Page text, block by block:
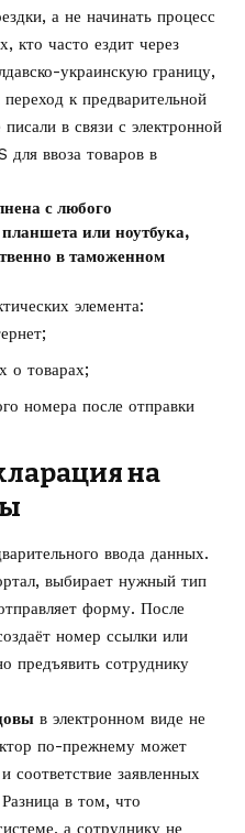
а не начинать процесс
кто часто ездит через
украинскую границу,
к предварительной
в связи с электронной
для ввоза товаров в
с любого
или ноутбука,
в таможенном
элемента:
о товарах;
номера после отправки
на
ввода данных.
выбирает нужный тип
форму. После
номер ссылки или
предъявить сотруднику
в электронном виде не
по-прежнему может
соответствие заявленных
в том, что
а сотруднику не